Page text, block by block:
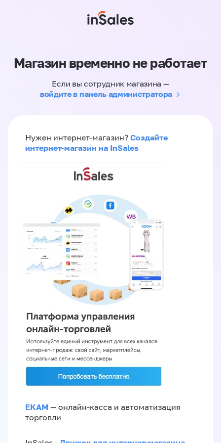
Магазин временно не работает
Если вы сотрудник магазина —
войдите в панель администратора
Нужен интернет-магазин? Создайте
интернет-магазин на InSales
ЕКАМ — онлайн-касса и автоматизация
торговли